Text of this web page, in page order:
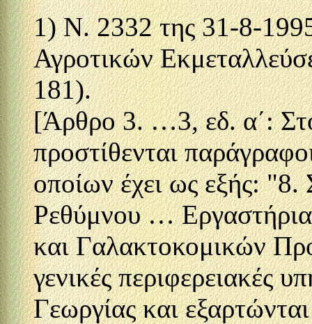
1) Ν. 2332 της 31-8-
Αγροτικών
181).
[Άρθρο 3. …3, εδ. α΄:
προστίθενται
οποίων έχει ως εξής:
Ρεθύμνου …
και Γαλακτοκομικών
γενικές περιφερειακές
Γεωργίας και